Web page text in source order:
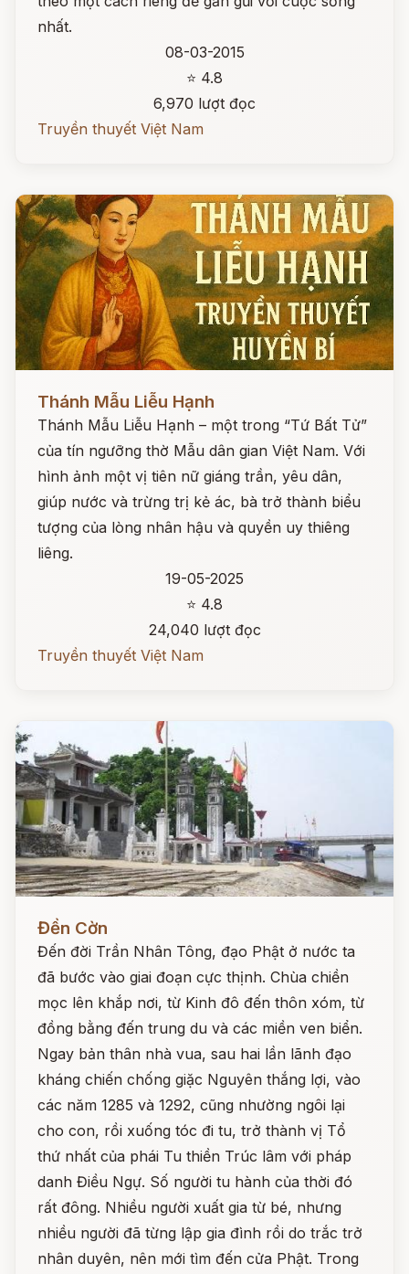
nhất.
08-03-2015
⭐ 4.8
6,970 lượt đọc
Truyền thuyết Việt Nam
Thánh Mẫu Liễu Hạnh
Thánh Mẫu Liễu Hạnh – một trong “Tứ Bất Tử”
của tín ngưỡng thờ Mẫu dân gian Việt Nam. Với
hình ảnh một vị tiên nữ giáng trần, yêu dân,
giúp nước và trừng trị kẻ ác, bà trở thành biểu
tượng của lòng nhân hậu và quyền uy thiêng
liêng.
19-05-2025
⭐ 4.8
24,040 lượt đọc
Truyền thuyết Việt Nam
Đọc ngay
Đền Cờn
Đến đời Trần Nhân Tông, đạo Phật ở nước ta
đã bước vào giai đoạn cực thịnh. Chùa chiền
mọc lên khắp nơi, từ Kinh đô đến thôn xóm, từ
đồng bằng đến trung du và các miền ven biển.
Ngay bản thân nhà vua, sau hai lần lãnh đạo
kháng chiến chống giặc Nguyên thắng lợi, vào
các năm 1285 và 1292, cũng nhường ngôi lại
cho con, rồi xuống tóc đi tu, trở thành vị Tổ
thứ nhất của phái Tu thiền Trúc lâm với pháp
danh Điều Ngự. Số người tu hành của thời đó
rất đông. Nhiều người xuất gia từ bé, nhưng
nhiều người đã từng lập gia đình rồi do trắc trở
nhân duyên, nên mới tìm đến cửa Phật. Trong